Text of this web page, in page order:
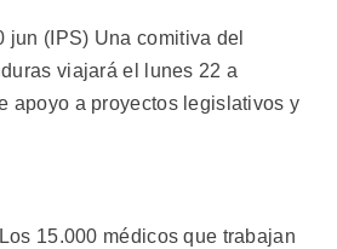
jun (IPS) Una comitiva del
viajará el lunes 22 a
apoyo a proyectos legislativos y
15.000 médicos que trabajan